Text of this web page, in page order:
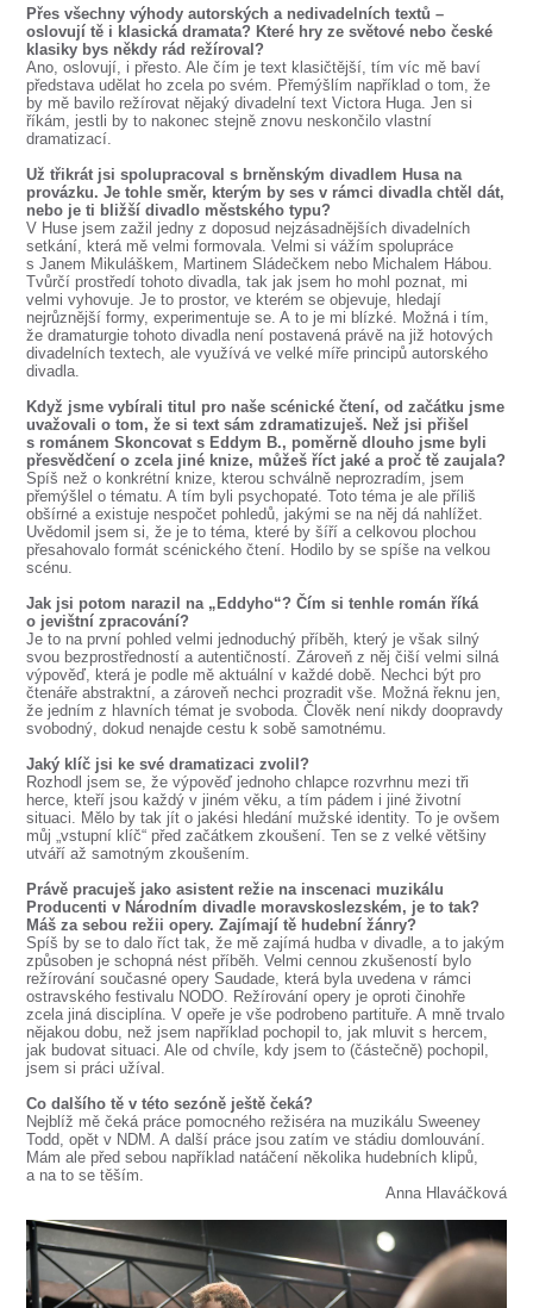
Přes všechny výhody autorských a nedivadelních textů –
oslovují tě i klasická dramata? Které hry ze světové nebo české
klasiky bys někdy rád režíroval?
Ano, oslovují, i přesto. Ale čím je text klasičtější, tím víc mě baví
představa udělat ho zcela po svém. Přemýšlím například o tom, že
by mě bavilo režírovat nějaký divadelní text Victora Huga. Jen si
říkám, jestli by to nakonec stejně znovu neskončilo vlastní
dramatizací.
Už třikrát jsi spolupracoval s brněnským divadlem Husa na
provázku. Je tohle směr, kterým by ses v rámci divadla chtěl dát,
nebo je ti bližší divadlo městského typu?
V Huse jsem zažil jedny z doposud nejzásadnějších divadelních
setkání, která mě velmi formovala. Velmi si vážím spolupráce
s Janem Mikuláškem, Martinem Sládečkem nebo Michalem Hábou.
Tvůrčí prostředí tohoto divadla, tak jak jsem ho mohl poznat, mi
velmi vyhovuje. Je to prostor, ve kterém se objevuje, hledají
nejrůznější formy, experimentuje se. A to je mi blízké. Možná i tím,
že dramaturgie tohoto divadla není postavená právě na již hotových
divadelních textech, ale využívá ve velké míře principů autorského
divadla.
Když jsme vybírali titul pro naše scénické čtení, od začátku jsme
uvažovali o tom, že si text sám zdramatizuješ. Než jsi přišel
s románem Skoncovat s Eddym B., poměrně dlouho jsme byli
přesvědčení o zcela jiné knize, můžeš říct jaké a proč tě zaujala?
Spíš než o konkrétní knize, kterou schválně neprozradím, jsem
přemýšlel o tématu. A tím byli psychopaté. Toto téma je ale příliš
obšírné a existuje nespočet pohledů, jakými se na něj dá nahlížet.
Uvědomil jsem si, že je to téma, které by šíří a celkovou plochou
přesahovalo formát scénického čtení. Hodilo by se spíše na velkou
scénu.
Jak jsi potom narazil na „Eddyho“? Čím si tenhle román říká
o jevištní zpracování?
Je to na první pohled velmi jednoduchý příběh, který je však silný
svou bezprostředností a autentičností. Zároveň z něj čiší velmi silná
výpověď, která je podle mě aktuální v každé době. Nechci být pro
čtenáře abstraktní, a zároveň nechci prozradit vše. Možná řeknu jen,
že jedním z hlavních témat je svoboda. Člověk není nikdy doopravdy
svobodný, dokud nenajde cestu k sobě samotnému.
Jaký klíč jsi ke své dramatizaci zvolil?
Rozhodl jsem se, že výpověď jednoho chlapce rozvrhnu mezi tři
herce, kteří jsou každý v jiném věku, a tím pádem i jiné životní
situaci. Mělo by tak jít o jakési hledání mužské identity. To je ovšem
můj „vstupní klíč“ před začátkem zkoušení. Ten se z velké většiny
utváří až samotným zkoušením.
Právě pracuješ jako asistent režie na inscenaci muzikálu
Producenti v Národním divadle moravskoslezském, je to tak?
Máš za sebou režii opery. Zajímají tě hudební žánry?
Spíš by se to dalo říct tak, že mě zajímá hudba v divadle, a to jakým
způsoben je schopná nést příběh. Velmi cennou zkušeností bylo
režírování současné opery Saudade, která byla uvedena v rámci
ostravského festivalu NODO. Režírování opery je oproti činohře
zcela jiná disciplína. V opeře je vše podrobeno partituře. A mně trvalo
nějakou dobu, než jsem například pochopil to, jak mluvit s hercem,
jak budovat situaci. Ale od chvíle, kdy jsem to (částečně) pochopil,
jsem si práci užíval.
Co dalšího tě v této sezóně ještě čeká?
Nejblíž mě čeká práce pomocného režiséra na muzikálu Sweeney
Todd, opět v NDM. A další práce jsou zatím ve stádiu domlouvání.
Mám ale před sebou například natáčení několika hudebních klipů,
a na to se těším.
Anna Hlaváčková